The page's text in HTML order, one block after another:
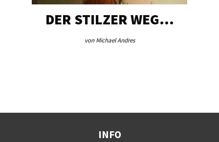
DER STILZER WEG…
von Michael Andres
INFO